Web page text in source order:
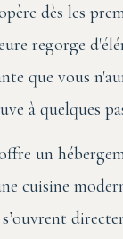
dès les
regorge
que vous
à quelques
un
cuisine